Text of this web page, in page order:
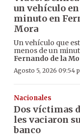
un vehículo
minuto en
Mora
Un vehículo que
menos de un
Fernando de la
Agosto 5, 2026 09:54
Nacionales
Dos víctimas
les vaciaron
banco